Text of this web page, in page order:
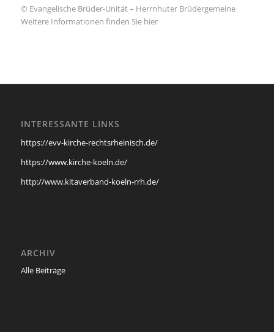
© Evangelische Brüder-Unität – Herrnhuter Brüdergemeine
Weitere Informationen finden Sie hier
INTERESSANTE LINKS
https://evv-kirche-rechtsrheinisch.de/
https://www.kirche-koeln.de/
http://www.kitaverband-koeln-rrh.de/
ARCHIV
Alle Beiträge